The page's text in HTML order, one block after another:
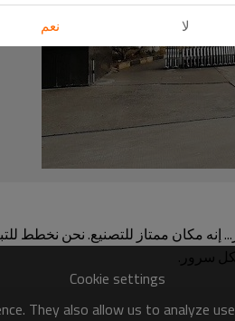
إنه مكان ممتاز للتصنيع. نحن
سرور.
Cookie settings
They also allow us to analyze
لا نعم